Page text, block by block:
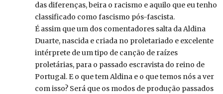
das diferenças, beira o racismo e aquilo que eu tenho
classificado como fascismo pós-fascista.
É assim que um dos comentadores salta da Aldina
Duarte, nascida e criada no proletariado e excelente
intérprete de um tipo de canção de raízes
proletárias, para o passado escravista do reino de
Portugal. E o que tem Aldina e o que temos nós a ver
com isso? Será que os modos de produção passados